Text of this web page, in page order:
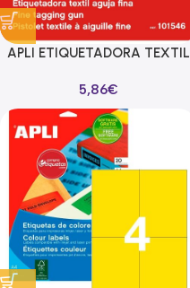
APLI ETIQUETADORA TEXTIL
5,86€